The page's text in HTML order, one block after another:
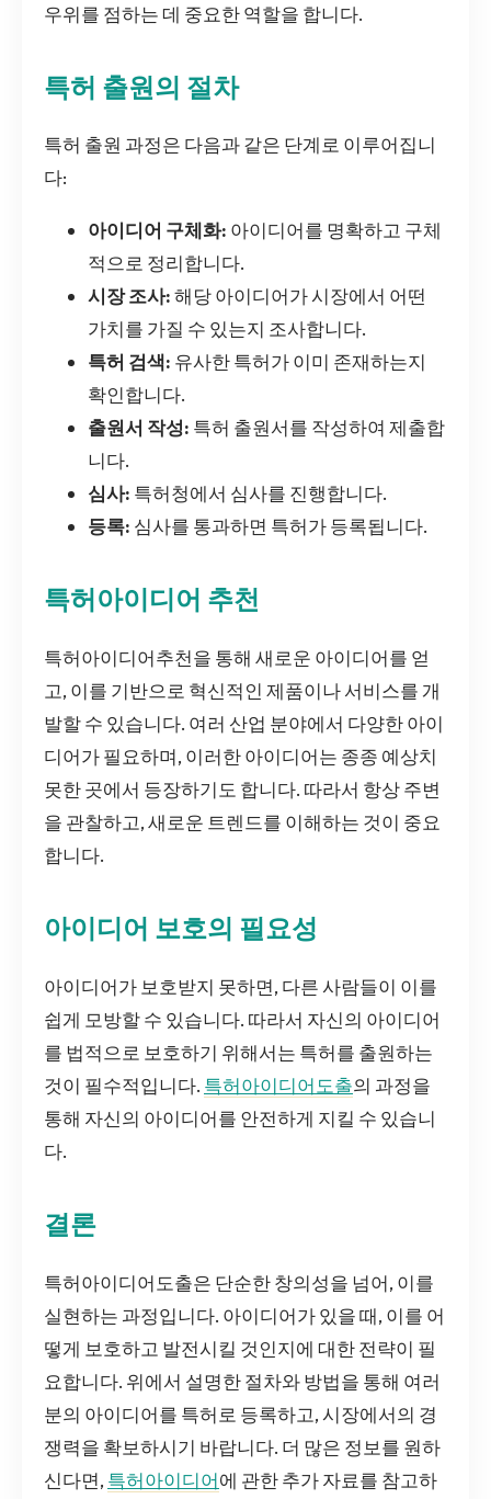
우위를 점하는 데 중요한 역할을 합니다.
특허 출원의 절차
특허 출원 과정은 다음과 같은 단계로 이루어집니
다:
아이디어 구체화: 아이디어를 명확하고 구체
적으로 정리합니다.
시장 조사:해당 아이디어가 시장에서 어떤
가치를 가질 수 있는지 조사합니다.
특허 검색: 유사한 특허가 이미 존재하는지
확인합니다.
출원서 작성: 특허 출원서를 작성하여 제출합
니다.
심사: 특허청에서 심사를 진행합니다.
등록: 심사를 통과하면 특허가 등록됩니다.
특허아이디어 추천
특허아이디어추천을 통해 새로운 아이디어를 얻
고, 이를 기반으로 혁신적인 제품이나 서비스를 개
발할 수 있습니다. 여러 산업 분야에서 다양한 아이
디어가 필요하며, 이러한 아이디어는 종종 예상치
못한 곳에서 등장하기도 합니다. 따라서 항상 주변
을 관찰하고, 새로운 트렌드를 이해하는 것이 중요
합니다.
아이디어 보호의 필요성
아이디어가 보호받지 못하면, 다른 사람들이 이를
쉽게 모방할 수 있습니다. 따라서 자신의 아이디어
를 법적으로 보호하기 위해서는 특허를 출원하는
것이 필수적입니다. 특허아이디어도출의 과정을
통해 자신의 아이디어를 안전하게 지킬 수 있습니
다.
결론
특허아이디어도출은 단순한 창의성을 넘어, 이를
실현하는 과정입니다. 아이디어가 있을 때, 이를 어
떻게 보호하고 발전시킬 것인지에 대한 전략이 필
요합니다. 위에서 설명한 절차와 방법을 통해 여러
분의 아이디어를 특허로 등록하고, 시장에서의 경
쟁력을 확보하시기 바랍니다. 더 많은 정보를 원하
신다면, 특허아이디어에 관한 추가 자료를 참고하